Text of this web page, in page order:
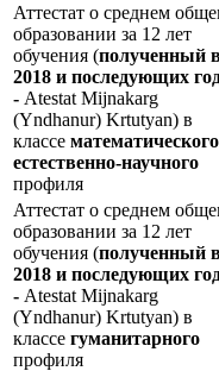
Аттестат о среднем
образовании за 12 лет
обучения (полученный
2018 и последующих
- Atestat Mijnakarg
(Yndhanur) Krtutyan) в
классе
естественно-научного
профиля
Аттестат о среднем
образовании за 12 лет
обучения (полученный
2018 и последующих
- Atestat Mijnakarg
(Yndhanur) Krtutyan) в
классе гуманитарного
профиля